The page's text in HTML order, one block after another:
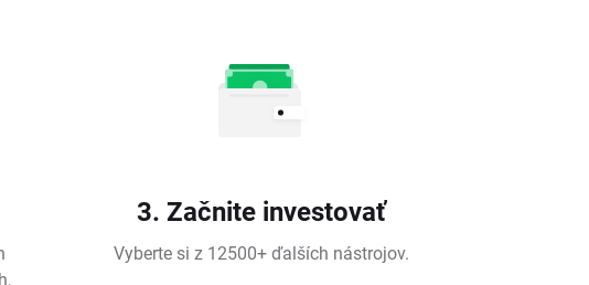
3. Začnite investovať
Vyberte si z 12500+ ďalších nástrojov.